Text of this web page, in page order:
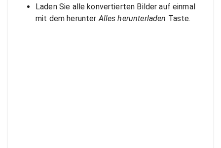
Laden Sie alle konvertierten Bilder auf einmal
mit dem herunter Alles herunterladen Taste.